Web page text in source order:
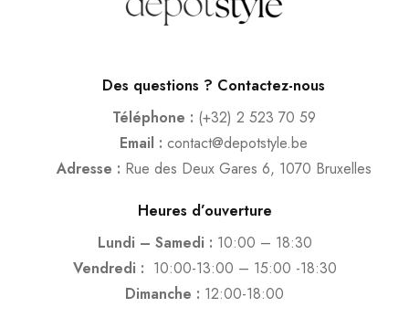
Des questions ? Contactez-nous
Téléphone : (+32) 2 523 70 59
Email : contact@depotstyle.be
Adresse : Rue des Deux Gares 6, 1070 Bruxelles
Heures d’ouverture
Lundi – Samedi : 10:00 – 18:30
Vendredi : 10:00-13:00 – 15:00 -18:30
Dimanche : 12:00-18:00